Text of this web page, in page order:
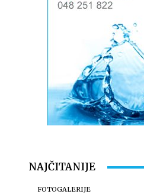
NAJČITANIJE
FOTOGALERIJE